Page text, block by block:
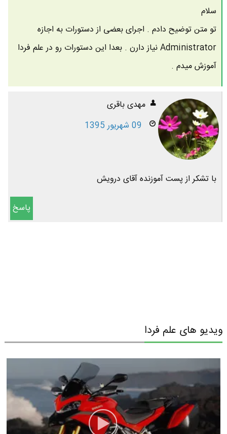
سلام
تو متن توضیح دادم . اجرای بعضی از دستورات به اجازه
Administrator نیاز دارن . بعدا این دستورات رو در علم فردا
آموزش میدم .
مهدی باقری
09 شهریور 1395
با تشکر از پست آموزنده آقای درویش
پاسخ
ویدیو های علم فردا